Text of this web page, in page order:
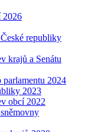
2026
republiky
krajů a Senátu
2024
2023
obcí 2022